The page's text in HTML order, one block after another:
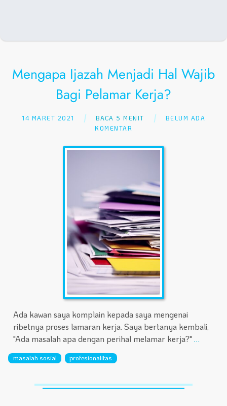
Mengapa Ijazah Menjadi Hal Wajib
Bagi Pelamar Kerja?
14 MARET 2021 BACA 5 MENIT
BELUM ADA
KOMENTAR
Ada kawan saya komplain kepada saya mengenai
ribetnya proses lamaran kerja. Saya bertanya kembali,
"Ada masalah apa dengan perihal melamar kerja?" …
masalah sosial profesionalitas